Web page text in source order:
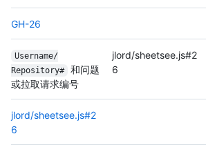
GH-26
Username/
Repository#
和问题
或拉取请求编号
jlord/sheetsee.js#2
6
jlord/sheetsee.js#2
6